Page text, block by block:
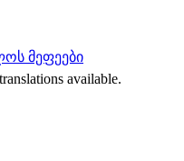
მეფეები
available.